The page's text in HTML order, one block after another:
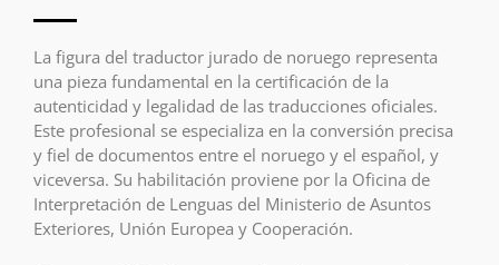
La figura del traductor jurado de noruego representa
una pieza fundamental en la certificación de la
autenticidad y legalidad de las traducciones oficiales.
Este profesional se especializa en la conversión precisa
y fiel de documentos entre el noruego y el español, y
viceversa. Su habilitación proviene por la Oficina de
Interpretación de Lenguas del Ministerio de Asuntos
Exteriores, Unión Europea y Cooperación.